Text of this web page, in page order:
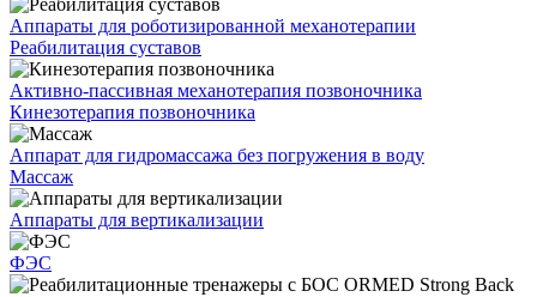
Аппараты для роботизированной механотерапии
Реабилитация суставов
Активно-пассивная механотерапия позвоночника
Кинезотерапия позвоночника
Аппарат для гидромассажа без погружения в воду
Массаж
Аппараты для вертикализации
ФЭС